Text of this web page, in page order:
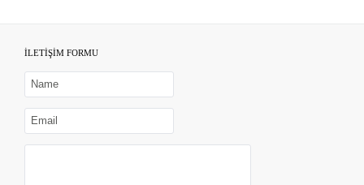
İLETİŞİM FORMU